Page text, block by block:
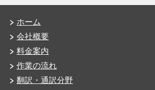
ホーム
会社概要
料金案内
作業の流れ
翻訳・通訳分野